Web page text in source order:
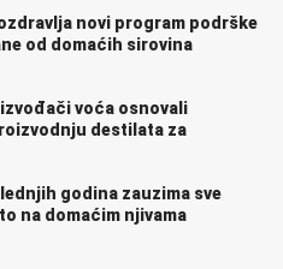
novi program podrške
od domaćih sirovina
voća osnovali
destilata za
godina zauzima sve
na domaćim njivama